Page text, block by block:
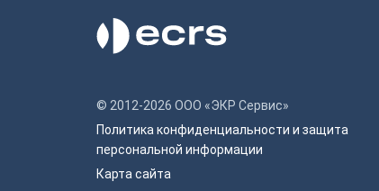
© 2012-2026 ООО «ЭКР Сервис»
Политика конфиденциальности и защита
персональной информации
Карта сайта